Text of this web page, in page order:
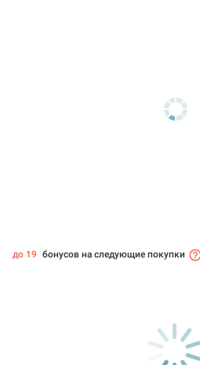
до 19 бонусов на следующие покупки